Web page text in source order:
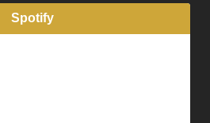
Spotify